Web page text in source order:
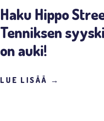
Haku Hippo
Tenniksen
on auki!
LUE LISÄÄ →